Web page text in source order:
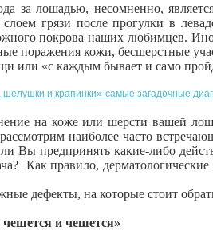
за лошадью, несомненно,
грязи после прогулки в
покрова наших любимцев.
поражения кожи, бесшерстные
или «с каждым бывает и само
на коже или шерсти вашей
наиболее часто
Вы предпринять какие-либо
Как правило,
дефекты, на которые стоит
и чешется»